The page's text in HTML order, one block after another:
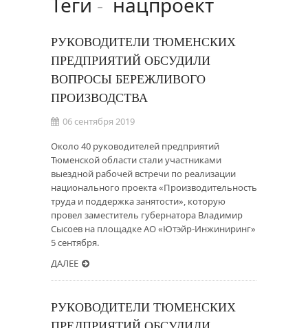
РУКОВОДИТЕЛИ ТЮМЕНСКИХ
ПРЕДПРИЯТИЙ ОБСУДИЛИ
ВОПРОСЫ БЕРЕЖЛИВОГО
ПРОИЗВОДСТВА
06 сентября 2019
Около 40 руководителей предприятий
Тюменской области стали участниками
выездной рабочей встречи по реализации
национального проекта «Производительность
труда и поддержка занятости», которую
провел заместитель губернатора Владимир
Сысоев на площадке АО «Ютэйр-Инжиниринг»
5 сентября.
ДАЛЕЕ
РУКОВОДИТЕЛИ ТЮМЕНСКИХ